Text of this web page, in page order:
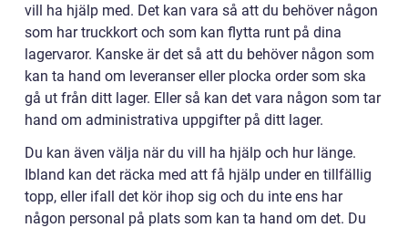
vill ha hjälp med. Det kan vara så att du behöver någon
som har truckkort och som kan flytta runt på dina
lagervaror. Kanske är det så att du behöver någon som
kan ta hand om leveranser eller plocka order som ska
gå ut från ditt lager. Eller så kan det vara någon som tar
hand om administrativa uppgifter på ditt lager.
Du kan även välja när du vill ha hjälp och hur länge.
Ibland kan det räcka med att få hjälp under en tillfällig
topp, eller ifall det kör ihop sig och du inte ens har
någon personal på plats som kan ta hand om det. Du